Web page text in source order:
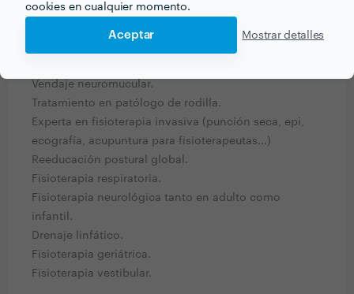
cookies en cualquier momento.
Aceptar Mostrar detalles
¿Qué formación y experiencia tienes que estén
relacionadas con tu trabajo?
Vendaje neuromucular.
Tratamiento en patólogo de rodilla.
Experta en fisioterapia invasiva (punción seca, epi,
ecografía, acupuntura para fisioterapeutas...)
Reeducación postural global.
Fisioterapia respiratoria.
Fisioterapia neurológica tanto en adulto como
infantil.
Drenaje linfático.
Fisioterapia geriátrica.
Fisioterapia vestibular.